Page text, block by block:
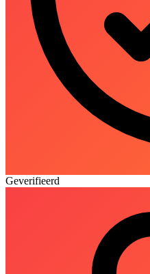
Geverifieerd